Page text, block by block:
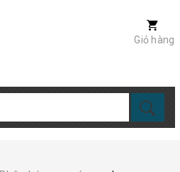
Giỏ hàng